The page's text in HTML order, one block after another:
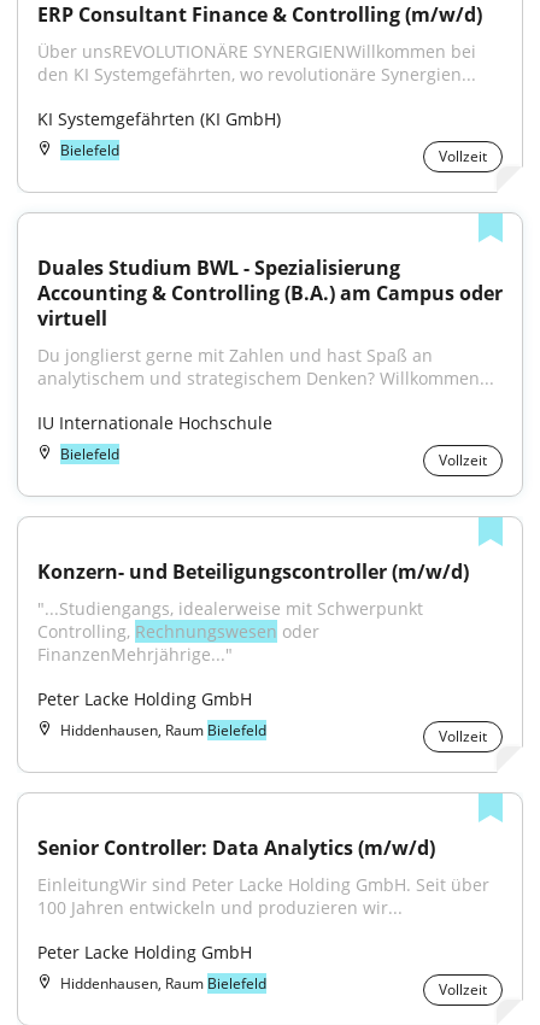
ERP Consultant Finance & Controlling (m/w/d)
Über unsREVOLUTIONÄRE SYNERGIENWillkommen bei
den KI Systemgefährten, wo revolutionäre Synergien...
KI Systemgefährten (KI GmbH)
Bielefeld Vollzeit
Duales Studium BWL - Spezialisierung
Accounting & Controlling (B.A.) am Campus oder
virtuell
Du jonglierst gerne mit Zahlen und hast Spaß an
analytischem und strategischem Denken? Willkommen...
IU Internationale Hochschule
Bielefeld Vollzeit
Konzern- und Beteiligungscontroller (m/w/d)
"...Studiengangs, idealerweise mit Schwerpunkt
Controlling, Rechnungswesen oder
FinanzenMehrjährige..."
Peter Lacke Holding GmbH
Hiddenhausen, Raum Bielefeld Vollzeit
Senior Controller: Data Analytics (m/w/d)
EinleitungWir sind Peter Lacke Holding GmbH. Seit über
100 Jahren entwickeln und produzieren wir...
Peter Lacke Holding GmbH
Hiddenhausen, Raum Bielefeld Vollzeit